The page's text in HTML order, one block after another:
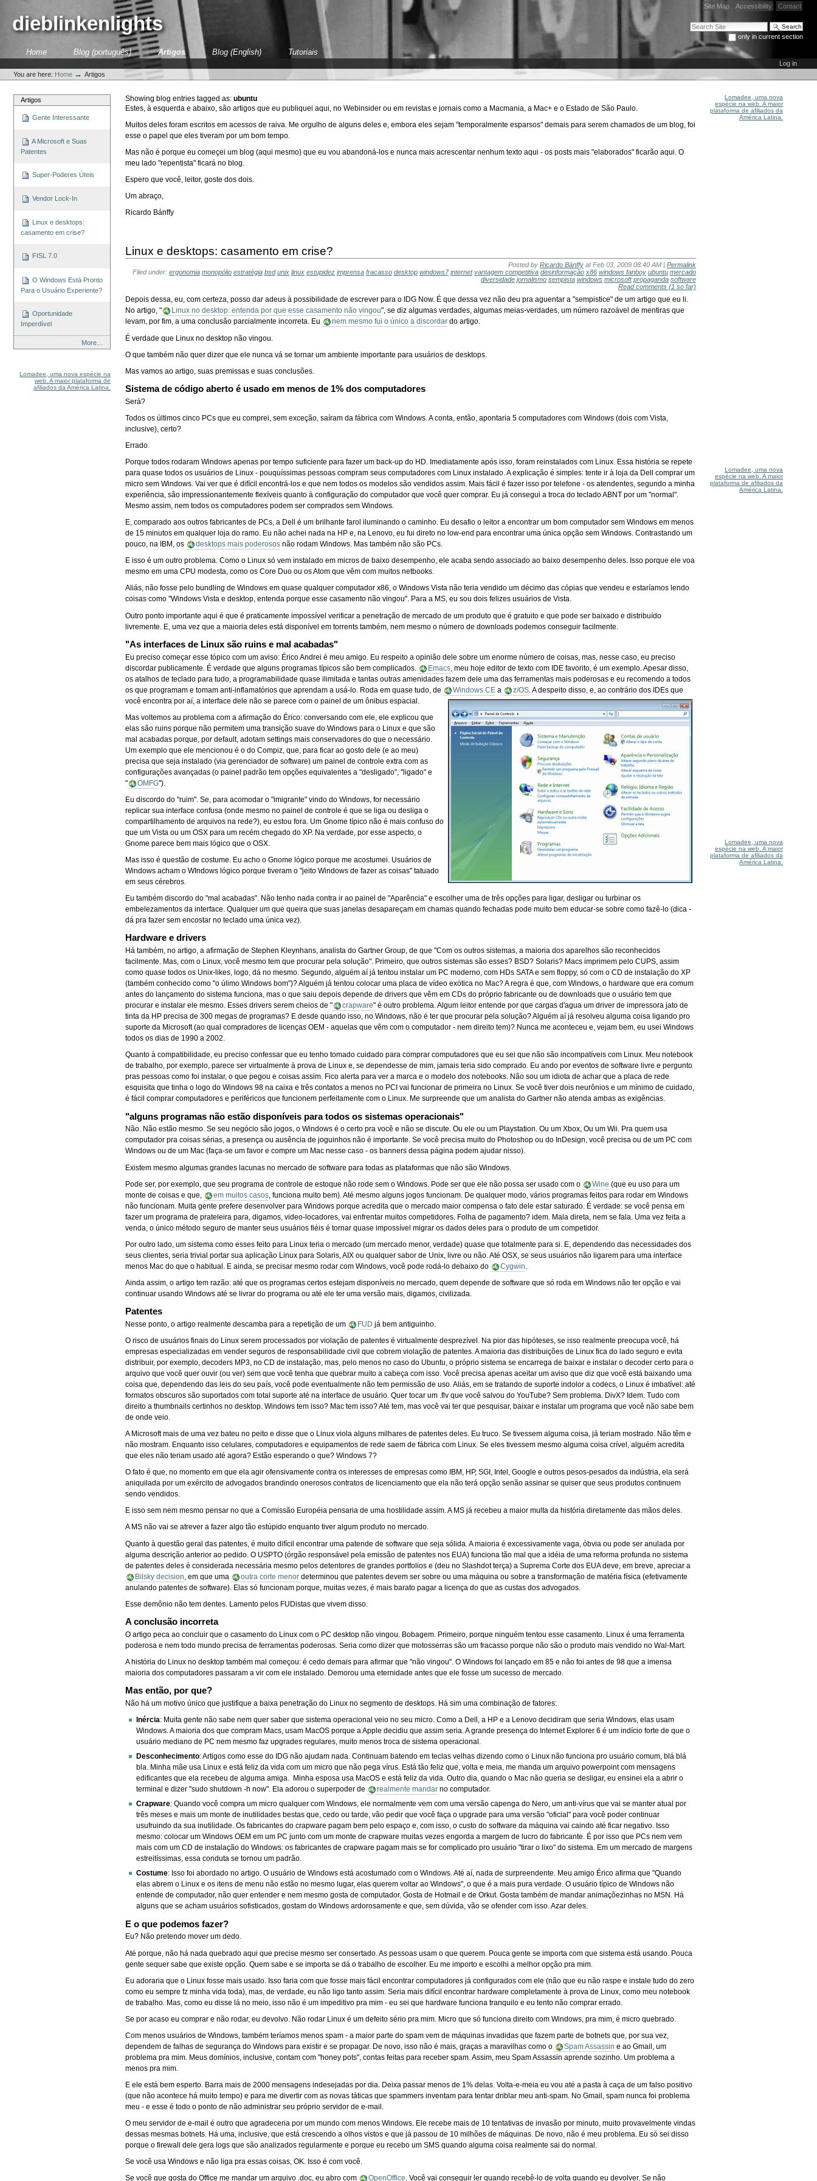
content.
Site Map Accessibility Contact
Search Site
only in current section
Advanced Search…
dieblinkenlights
SectionsHome Blog (português) Artigos Blog (English) Tutoriais
tools
Log in
You are here: Home →Artigos
Artigos
Gente Interessante
A Microsoft e Suas
Patentes
Super-Poderes Úteis
Vendor Lock-In
Linux e desktops:
casamento em crise?
FISL 7.0
O Windows Está Pronto
Para o Usuário Experiente?
Oportunidade
Imperdível
More…
Lomadee, uma nova espécie na
web. A maior plataforma de
afiliados da América Latina.
Showing blog entries tagged as:ubuntu
Estes, à esquerda e abaixo, são artigos que eu publiquei aqui, no Webinsider ou em revistas e jornais como a Macmania, a Mac+ e o Estado de São Paulo.
Muitos deles foram escritos em acessos de raiva. Me orgulho de alguns deles e, embora eles sejam "temporalmente esparsos" demais para serem chamados de um blog, foi
esse o papel que eles tiveram por um bom tempo.
Mas não é porque eu começei um blog (aqui mesmo) que eu vou abandoná-los e nunca mais acrescentar nenhum texto aqui - os posts mais "elaborados" ficarão aqui. O
meu lado "repentista" ficará no blog.
Espero que você, leitor, goste dos dois.
Um abraço,
Ricardo Bánffy
Linux e desktops: casamento em crise?
Posted by Ricardo Bánffy at Feb 03, 2009 08:40 AM | Permalink
Filed under: ergonomia monopólio estratégia bsd unix linux estupidez imprensa fracasso desktop windows7 internet vantagem competitiva desinformação x86 windows fanboy ubuntu mercado
diversidade jornalismo sempista windows microsoft propaganda software
Read comments (1 so far)
Depois dessa, eu, com certeza, posso dar adeus à possibilidade de escrever para o IDG Now. É que dessa vez não deu pra aguentar a "sempistice" de um artigo que eu li.
No artigo, "
Linux no desktop: entenda por que esse casamento não vingou", se diz algumas verdades, algumas meias-verdades, um número razoável de mentiras que
levam, por fim, a uma conclusão parcialmente incorreta. Eu
nem mesmo fui o único a discordar do artigo.
É verdade que Linux no desktop não vingou.
O que também não quer dizer que ele nunca vá se tornar um ambiente importante para usuários de desktops.
Mas vamos ao artigo, suas premissas e suas conclusões.
Sistema de código aberto é usado em menos de 1% dos computadores
Será?
Todos os últimos cinco PCs que eu comprei, sem exceção, saíram da fábrica com Windows. A conta, então, apontaria 5 computadores com Windows (dois com Vista,
inclusive), certo?
Errado.
Porque todos rodaram Windows apenas por tempo suficiente para fazer um back-up do HD. Imediatamente após isso, foram reinstalados com Linux. Essa história se repete
para quase todos os usuários de Linux - pouquíssimas pessoas compram seus computadores com Linux instalado. A explicação é simples: tente ir à loja da Dell comprar um
micro sem Windows. Vai ver que é difícil encontrá-los e que nem todos os modelos são vendidos assim. Mais fácil é fazer isso por telefone - os atendentes, segundo a minha
experiência, são impressionantemente flexíveis quanto à configuração do computador que você quer comprar. Eu já consegui a troca do teclado ABNT por um "normal".
Mesmo assim, nem todos os computadores podem ser comprados sem Windows.
E, comparado aos outros fabricantes de PCs, a Dell é um brilhante farol iluminando o caminho. Eu desafio o leitor a encontrar um bom computador sem Windows em menos
de 15 minutos em qualquer loja do ramo. Eu não achei nada na HP e, na Lenovo, eu fui direto no low-end para encontrar uma única opção sem Windows. Contrastando um
pouco, na IBM, os
desktops mais poderosos não rodam Windows. Mas também não são PCs.
E isso é um outro problema. Como o Linux só vem instalado em micros de baixo desempenho, ele acaba sendo associado ao baixo desempenho deles. Isso porque ele voa
mesmo em uma CPU modesta, como os Core Duo ou os Atom que vêm com muitos netbooks.
Aliás, não fosse pelo bundling de Windows em quase qualquer computador x86, o Windows Vista não teria vendido um décimo das cópias que vendeu e estaríamos lendo
coisas como "Windows Vista e desktop, entenda porque esse casamento não vingou". Para a MS, eu sou dois felizes usuários de Vista.
Outro ponto importante aqui é que é praticamente impossível verificar a penetração de mercado de um produto que é gratuito e que pode ser baixado e distribuído
livremente. E, uma vez que a maioria deles está disponível em torrents também, nem mesmo o número de downloads podemos conseguir facilmente.
"As interfaces de Linux são ruins e mal acabadas"
Eu preciso começar esse tópico com um aviso: Érico Andrei é meu amigo. Eu respeito a opinião dele sobre um enorme número de coisas, mas, nesse caso, eu preciso
discordar publicamente. É verdade que alguns programas típicos são bem complicados.
Emacs , meu hoje editor de texto com IDE favorito, é um exemplo. Apesar disso,
os atalhos de teclado para tudo, a programabilidade quase ilimitada e tantas outras amenidades fazem dele uma das ferramentas mais poderosas e eu recomendo a todos
os que programam e tomam anti-inflamatórios que aprendam a usá-lo. Roda em quase tudo, de
Windows CE a z/OS . A despeito disso, e, ao contrário dos IDEs que
você encontra por aí, a interface dele não se parece com o painel de um ônibus espacial.
Mas voltemos au problema com a afirmação do Érico: conversando com ele, ele explicou que
elas são ruins porque não permitem uma transição suave do Windows para o Linux e que são
mal acabadas porque, por default, adotam settings mais conservadores do que o necessário.
Um exemplo que ele mencionou é o do Compiz, que, para ficar ao gosto dele (e ao meu)
precisa que seja instalado (via gerenciador de software) um painel de controle extra com as
configurações avançadas (o painel padrão tem opções equivalentes a "desligado", "ligado" e
"
OMFG").
Eu discordo do "ruim". Se, para acomodar o "imigrante" vindo do Windows, for necessário
replicar sua interface confusa (onde mesmo no painel de controle é que se liga ou desliga o
compartilhamento de arquivos na rede?), eu estou fora. Um Gnome típico não é mais confuso do
que um Vista ou um OSX para um recém chegado do XP. Na verdade, por esse aspecto, o
Gnome parece bem mais lógico que o OSX.
Mas isso é questão de costume. Eu acho o Gnome lógico porque me acostumei. Usuários de
Windows acham o WIndows lógico porque tiveram o "jeito Windows de fazer as coisas" tatuado
em seus cérebros.
Eu também discordo do "mal acabadas". Não tenho nada contra ir ao painel de "Aparência" e escolher uma de três opções para ligar, desligar ou turbinar os
embelezamentos da interface. Qualquer um que queira que suas janelas desapareçam em chamas quando fechadas pode muito bem educar-se sobre como fazê-lo (dica -
dá pra fazer sem encostar no teclado uma única vez).
Hardware e drivers
Há também, no artigo, a afirmação de Stephen Kleynhans, analista do Gartner Group, de que "Com os outros sistemas, a maioria dos aparelhos são reconhecidos
facilmente. Mas, com o Linux, você mesmo tem que procurar pela solução". Primeiro, que outros sistemas são esses? BSD? Solaris? Macs imprimem pelo CUPS, assim
como quase todos os Unix-likes, logo, dá no mesmo. Segundo, alguém aí já tentou instalar um PC moderno, com HDs SATA e sem floppy, só com o CD de instalação do XP
(também conhecido como "o úlimo Windows bom")? Alguém já tentou colocar uma placa de vídeo exótica no Mac? A regra é que, com Windows, o hardware que era comum
antes do lançamento do sistema funciona, mas o que saiu depois depende de drivers que vêm em CDs do próprio fabricante ou de downloads que o usuário tem que
procurar e instalar ele mesmo. Esses drivers serem cheios de "
crapware" é outro problema. Algum leitor entende por que cargas d'agua um driver de impressora jato de
tinta da HP precisa de 300 megas de programas? E desde quando isso, no Windows, não é ter que procurar pela solução? Alguém aí já resolveu alguma coisa ligando pro
suporte da Microsoft (ao qual compradores de licenças OEM - aquelas que vêm com o computador - nem direito tem)? Nunca me aconteceu e, vejam bem, eu usei Windows
todos os dias de 1990 a 2002.
Quanto à compatibilidade, eu preciso confessar que eu tenho tomado cuidado para comprar computadores que eu sei que não são incompatíveis com Linux. Meu notebook
de trabalho, por exemplo, parece ser virtualmente à prova de Linux e, se dependesse de mim, jamais teria sido comprado. Eu ando por eventos de software livre e pergunto
pras pessoas como foi instalar, o que pegou e coisas assim. Fico alerta para ver a marca e o modelo dos notebooks. Não sou um idiota de achar que a placa de rede
esquisita que tinha o logo do Windows 98 na caixa e três contatos a menos no PCI vai funcionar de primeira no Linux. Se você tiver dois neurônios e um mínimo de cuidado,
é fácil comprar computadores e periféricos que funcionem perfeitamente com o Linux. Me surpreende que um analista do Gartner não atenda ambas as exigências.
"alguns programas não estão disponíveis para todos os sistemas operacionais"
Não. Não estão mesmo. Se seu negócio são jogos, o Windows é o certo pra você e não se discute. Ou ele ou um Playstation. Ou um Xbox, Ou um Wii. Pra quem usa
computador pra coisas sérias, a presença ou ausência de joguinhos não é importante. Se você precisa muito do Photoshop ou do InDesign, você precisa ou de um PC com
Windows ou de um Mac (faça-se um favor e compre um Mac nesse caso - os banners dessa página podem ajudar nisso).
Existem mesmo algumas grandes lacunas no mercado de software para todas as plataformas que não são Windows.
Pode ser, por exemplo, que seu programa de controle de estoque não rode sem o Windows. Pode ser que ele não possa ser usado com o
Wine (que eu uso para um
monte de coisas e que,
em muitos casos , funciona muito bem). Até mesmo alguns jogos funcionam. De qualquer modo, vários programas feitos para rodar em Windows
não funcionam. Muita gente prefere desenvolver para Windows porque acredita que o mercado maior compensa o fato dele estar saturado. É verdade: se você pensa em
fazer um programa de prateleira para, digamos, video-locadores, vai enfrentar muitos competidores. Folha de pagamento? idem. Mala direta, nem se fala. Uma vez feita a
venda, o único método seguro de manter seus usuários fiéis é tornar quase impossível migrar os dados deles para o produto de um competidor.
Por outro lado, um sistema como esses feito para Linux teria o mercado (um mercado menor, verdade) quase que totalmente para si. E, dependendo das necessidades dos
seus clientes, seria trivial portar sua aplicação Linux para Solaris, AIX ou qualquer sabor de Unix, livre ou não. Até OSX, se seus usuários não ligarem para uma interface
menos Mac do que o habitual. E ainda, se precisar mesmo rodar com Windows, você pode rodá-lo debaixo do
Cygwin
Ainda assim, o artigo tem razão: até que os programas certos estejam disponíveis no mercado, quem depende de software que só roda em Windows não ter opção e vai
continuar usando Windows até se livrar do programa ou até ele ter uma versão mais, digamos, civilizada.
Patentes
Nesse ponto, o artigo realmente descamba para a repetição de um FUD já bem antiguinho.
O risco de usuários finais do Linux serem processados por violação de patentes é virtualmente desprezível. Na pior das hipóteses, se isso realmente preocupa você, há
empresas especializadas em vender seguros de responsabilidade civil que cobrem violação de patentes. A maioria das distribuições de Linux fica do lado seguro e evita
distribuir, por exemplo, decoders MP3, no CD de instalação, mas, pelo menos no caso do Ubuntu, o próprio sistema se encarrega de baixar e instalar o decoder certo para o
arquivo que você quer ouvir (ou ver) sem que você tenha que quebrar muito a cabeça com isso. Você precisa apenas aceitar um aviso que diz que você está baixando uma
coisa que, dependendo das leis do seu país, você pode eventualmente não tem permissão de uso. Aliás, em se tratando de suporte indolor a codecs, o Linux é imbatível: até
formatos obscuros são suportados com total suporte até na interface de usuário. Quer tocar um .flv que você salvou do YouTube? Sem problema. DivX? Idem. Tudo com
direito a thumbnails certinhos no desktop. Windows tem isso? Mac tem isso? Até tem, mas você vai ter que pesquisar, baixar e instalar um programa que você não sabe bem
de onde veio.
A Microsoft mais de uma vez bateu no peito e disse que o Linux viola alguns milhares de patentes deles. Eu truco. Se tivessem alguma coisa, já teriam mostrado. Não têm e
não mostram. Enquanto isso celulares, computadores e equipamentos de rede saem de fábrica com Linux. Se eles tivessem mesmo alguma coisa crível, alguém acredita
que eles não teriam usado até agora? Estão esperando o que? Windows 7?
O fato é que, no momento em que ela agir ofensivamente contra os interesses de empresas como IBM, HP, SGI, Intel, Google e outros pesos-pesados da indústria, ela será
aniquilada por um exército de advogados brandindo onerosos contratos de licenciamento que ela não terá opção senão assinar se quiser que seus produtos continuem
sendo vendidos.
E isso sem nem mesmo pensar no que a Comissão Européia pensaria de uma hostilidade assim. A MS já recebeu a maior multa da história diretamente das mãos deles.
A MS não vai se atrever a fazer algo tão estúpido enquanto tiver algum produto no mercado.
Quanto à questão geral das patentes, é muito difícil encontrar uma patende de software que seja sólida. A maioria é excessivamente vaga, óbvia ou pode ser anulada por
alguma descrição anterior ao pedido. O USPTO (órgão responsável pela emissão de patentes nos EUA) funciona tão mal que a idéia de uma reforma profunda no sistema
de patentes deles é considerada necessária mesmo pelos detentores de grandes portfolios e (deu no Slashdot terça) a Suprema Corte dos EUA deve, em breve, apreciar a
Bilsky decision , em que uma outra corte menordeterminou que patentes devem ser sobre ou uma máquina ou sobre a transformação de matéria física (efetivamente
anulando patentes de software). Elas só funcionam porque, muitas vezes, é mais barato pagar a licença do que as custas dos advogados.
Esse demônio não tem dentes. Lamento pelos FUDistas que vivem disso.
A conclusão incorreta
O artigo peca ao concluir que o casamento do Linux com o PC desktop não vingou. Bobagem. Primeiro, porque ninguém tentou esse casamento. Linux é uma ferramenta
poderosa e nem todo mundo precisa de ferramentas poderosas. Seria como dizer que motosserras são um fracasso porque não são o produto mais vendido no Wal-Mart.
A história do Linux no desktop também mal começou: é cedo demais para afirmar que "não vingou". O Windows foi lançado em 85 e não foi antes de 98 que a imensa
maioria dos computadores passaram a vir com ele instalado. Demorou uma eternidade antes que ele fosse um sucesso de mercado.
Mas então, por que?
Não há um motivo único que justifique a baixa penetração do Linux no segmento de desktops. Há sim uma combinação de fatores:
Inércia: Muita gente não sabe nem quer saber que sistema operacional veio no seu micro. Como a Dell, a HP e a Lenovo decidiram que seria Windows, elas usam
Windows. A maioria dos que compram Macs, usam MacOS porque a Apple decidiu que assim seria. A grande presença do Internet Explorer 6 é um indício forte de que o
usuário mediano de PC nem mesmo faz upgrades regulares, muito menos troca de sistema operacional.
Desconhecimento: Artigos como esse do IDG não ajudam nada. Continuam batendo em teclas velhas dizendo como o Linux não funciona pro usuário comum, blá blá
bla. Minha mãe usa Linux e está feliz da vida com um micro que não pega vírus. Está tão feliz que, volta e meia, me manda um arquivo powerpoint com mensagens
edificantes que ela recebeu de alguma amiga. Minha esposa usa MacOS e está feliz da vida. Outro dia, quando o Mac não queria se desligar, eu ensinei ela a abrir o
terminal e dizer "sudo shutdown -h now". Ela adorou o superpoder de
realmente mandar no computador.
Crapware: Quando você compra um micro qualquer com Windows, ele normalmente vem com uma versão capenga do Nero, um anti-vírus que vai se manter atual por
três meses e mais um monte de inutilidades bestas que, cedo ou tarde, vão pedir que você faça o upgrade para uma versão "oficial" para você poder continuar
usufruindo da sua inutilidade. Os fabricantes do crapware pagam bem pelo espaço e, com isso, o custo do software da máquina vai caindo até ficar negativo. Isso
mesmo: colocar um Windows OEM em um PC junto com um monte de crapware muitas vezes engorda a margem de lucro do fabricante. É por isso que PCs nem vem
mais com um CD de instalação do Windows: os fabricantes de crapware pagam mais se for complicado pro usuário "tirar o lixo" do sistema. Em um mercado de margens
estreitíssimas, essa conduta se tornou um padrão.
Costume: Isso foi abordado no artigo. O usuário de Windows está acostumado com o Windows. Até aí, nada de surpreendente. Meu amigo Érico afirma que "Quando
elas abrem o Linux e os itens de menu não estão no mesmo lugar, elas querem voltar ao Windows", o que é a mais pura verdade. O usuário típico de Windows não
entende de computador, não quer entender e nem mesmo gosta de computador. Gosta de Hotmail e de Orkut. Gosta também de mandar animaçõezinhas no MSN. Há
alguns que se acham usuários sofisticados, gostam do Windows ardorosamente e que, sem dúvida, vão se ofender com isso. Azar deles.
E o que podemos fazer?
Eu? Não pretendo mover um dedo.
Até porque, não há nada quebrado aqui que precise mesmo ser consertado. As pessoas usam o que querem. Pouca gente se importa com que sistema está usando. Pouca
gente sequer sabe que existe opção. Quem sabe e se importa se dá o trabalho de escolher. Eu me importo e escolhi a melhor opção pra mim.
Eu adoraria que o Linux fosse mais usado. Isso faria com que fosse mais fácil encontrar computadores já configurados com ele (não que eu não raspe e instale tudo do zero
como eu sempre fz minha vida toda), mas, de verdade, eu não ligo tanto assim. Seria mais difícil encontrar hardware completamente à prova de Linux, como meu notebook
de trabalho. Mas, como eu disse lá no meio, isso não é um impeditivo pra mim - eu sei que hardware funciona tranquilo e eu tento não comprar errado.
Se por acaso eu comprar e não rodar, eu devolvo. Não rodar Linux é um defeito sério pra mim. Micro que só funciona direito com Windows, pra mim, é micro quebrado.
Com menos usuários de Windows, também teríamos menos spam - a maior parte do spam vem de máquinas invadidas que fazem parte de botnets que, por sua vez,
dependem de falhas de segurança do Windows para existir e se propagar. De novo, isso não é mais, graças a maravilhas como o
Spam Assassin e ao Gmail, um
problema pra mim. Meus domínios, inclusive, contam com "honey pots", contas feitas para receber spam. Assim, meu Spam Assassin aprende sozinho. Um problema a
menos pra mim.
E ele está bem esperto. Barra mais de 2000 mensagens indesejadas por dia. Deixa passar menos de 1% delas. Volta-e-meia eu vou até a pasta à caça de um falso positivo
(que não acontece há muito tempo) e para me divertir com as novas táticas que spammers inventam para tentar driblar meu anti-spam. No Gmail, spam nunca foi problema
meu - e esse é todo o ponto de não administrar seu próprio servidor de e-mail.
O meu servidor de e-mail é outro que agradeceria por um mundo com menos Windows. Ele recebe mais de 10 tentativas de invasão por minuto, muito provavelmente vindas
dessas mesmas botnets. Há uma, inclusive, que está crescendo a olhos vistos e que já passou de 10 milhões de máquinas. De novo, não é meu problema. Eu só sei disso
porque o firewall dele gera logs que são analizados regularmente e porque eu recebo um SMS quando alguma coisa realmente sai do normal.
Se você usa Windows e não liga pra essas coisas, OK. Isso é com você.
Se você que gosta do Office me mandar um arquivo .doc, eu abro com
OpenOffice. Você vai conseguir ler quando recebê-lo de volta quando eu devolver. Se não
Lomadee, uma nova
espécie na web. A maior
plataforma de afiliados da
América Latina.
Lomadee, uma nova
espécie na web. A maior
plataforma de afiliados da
América Latina.
Lomadee, uma nova
espécie na web. A maior
plataforma de afiliados da
América Latina.